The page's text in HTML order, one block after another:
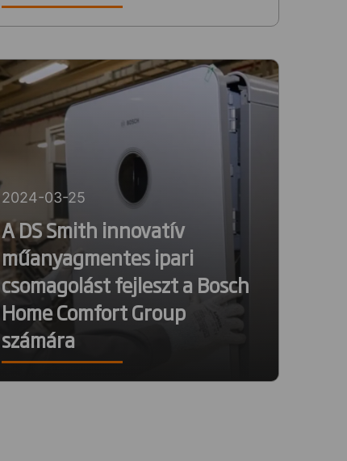
2024-03-25
A DS Smith innovatív
műanyagmentes ipari
csomagolást fejleszt a Bosch
Home Comfort Group
számára